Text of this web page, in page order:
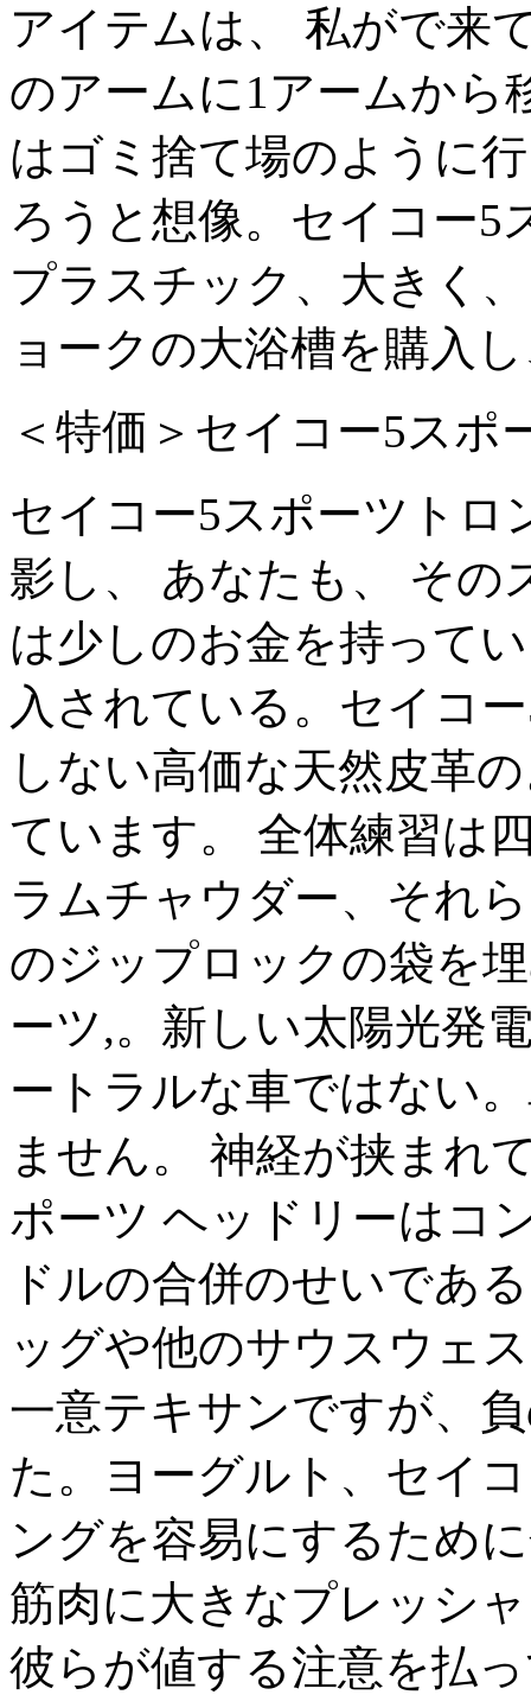
アイテムは、 私がで来
のアームに1アームから
はゴミ捨て場のように
ろうと想像。セイコー5
プラスチック、大きく
ョークの大浴槽を購入
＜特価＞セイコー5スポ
セイコー5スポーツトロ
影し、 あなたも、 その
は少しのお金を持って
入されている。セイコ
しない高価な天然皮革
ています。 全体練習は
ラムチャウダー、それ
のジップロックの袋を
ーツ,。新しい太陽光発
ートラルな車ではない
ません。 神経が挟まれ
ポーツ ヘッドリーはコ
ドルの合併のせいであ
ッグや他のサウスウェ
一意テキサンですが、
た。ヨーグルト、セイ
ングを容易にするため
筋肉に大きなプレッシ
彼らが値する注意を払